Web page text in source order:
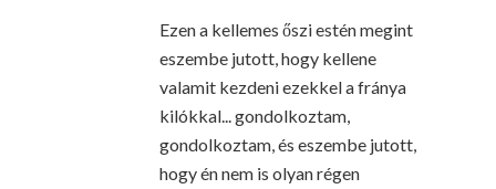
Ezen a kellemes őszi estén megint
eszembe jutott, hogy kellene
valamit kezdeni ezekkel a fránya
kilókkal... gondolkoztam,
gondolkoztam, és eszembe jutott,
hogy én nem is olyan régen